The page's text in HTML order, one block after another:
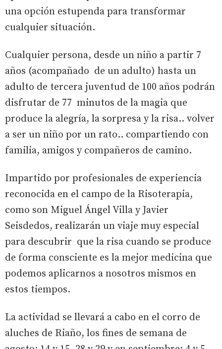
una opción estupenda para transformar
cualquier situación.
Cualquier persona, desde un niño a partir 7
años (acompañado de un adulto) hasta un
adulto de tercera juventud de 100 años podrán
disfrutar de 77 minutos de la magia que
produce la alegría, la sorpresa y la risa.. volver
a ser un niño por un rato.. compartiendo con
familia, amigos y compañeros de camino.
Impartido por profesionales de experiencia
reconocida en el campo de la Risoterapia,
como son Miguel Ángel Villa y Javier
Seisdedos, realizarán un viaje muy especial
para descubrir que la risa cuando se produce
de forma consciente es la mejor medicina que
podemos aplicarnos a nosotros mismos en
estos tiempos.
La actividad se llevará a cabo en el corro de
aluches de Riaño, los fines de semana de